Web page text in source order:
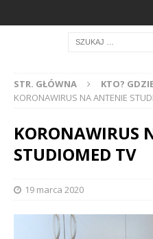
STR. GŁÓWNA KTO?
KORONAWIRUS NA ANTENIE
KORONAWIRUS
STUDIOMED TV
19 marca 2020